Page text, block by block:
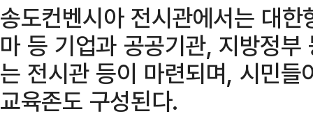
송도컨벤시아 전시관에서는 대
마 등 기업과 공공기관, 지방정
는 전시관 등이 마련되며, 시민들
교육존도 구성된다.